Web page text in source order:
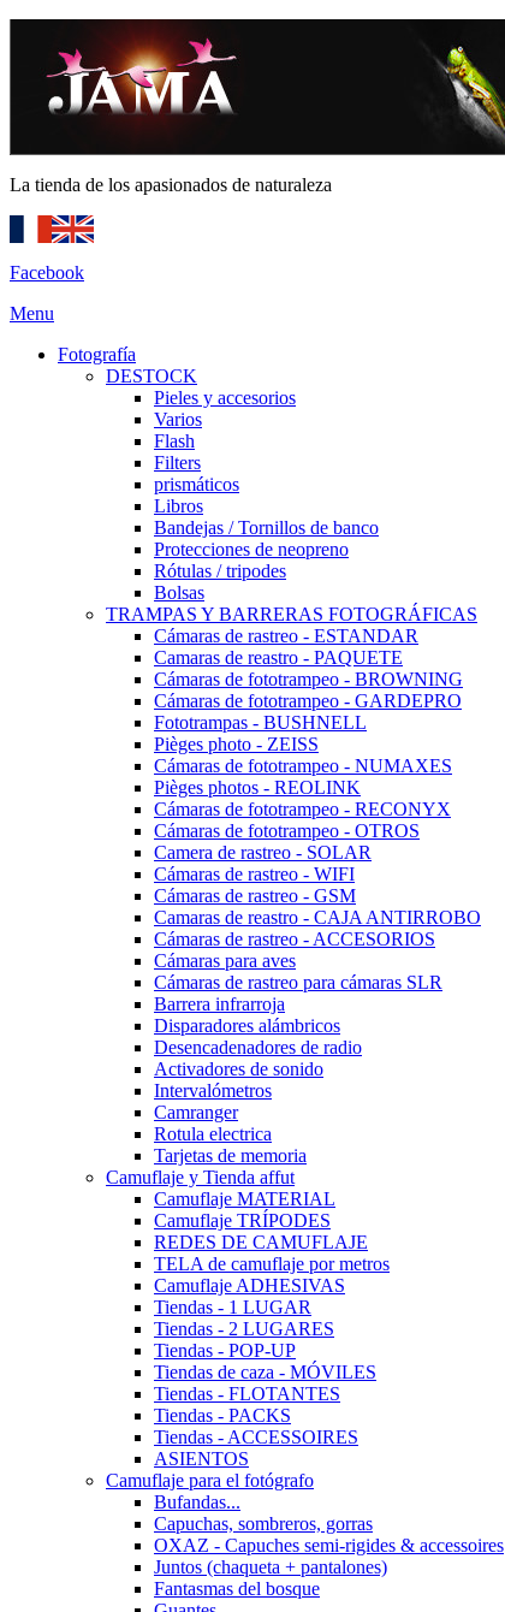
La tienda de los apasionados de naturaleza
Facebook
Menu
Fotografía
DESTOCK
Pieles y accesorios
Varios
Flash
Filters
prismáticos
Libros
Bandejas / Tornillos de banco
Protecciones de neopreno
Rótulas / tripodes
Bolsas
TRAMPAS Y BARRERAS FOTOGRÁFICAS
Cámaras de rastreo - ESTANDAR
Camaras de reastro - PAQUETE
Cámaras de fototrampeo - BROWNING
Cámaras de fototrampeo - GARDEPRO
Fototrampas - BUSHNELL
Pièges photo - ZEISS
Cámaras de fototrampeo - NUMAXES
Pièges photos - REOLINK
Cámaras de fototrampeo - RECONYX
Cámaras de fototrampeo - OTROS
Camera de rastreo - SOLAR
Cámaras de rastreo - WIFI
Cámaras de rastreo - GSM
Camaras de reastro - CAJA ANTIRROBO
Cámaras de rastreo - ACCESORIOS
Cámaras para aves
Cámaras de rastreo para cámaras SLR
Barrera infrarroja
Disparadores alámbricos
Desencadenadores de radio
Activadores de sonido
Intervalómetros
Camranger
Rotula electrica
Tarjetas de memoria
Camuflaje y Tienda affut
Camuflaje MATERIAL
Camuflaje TRÍPODES
REDES DE CAMUFLAJE
TELA de camuflaje por metros
Camuflaje ADHESIVAS
Tiendas - 1 LUGAR
Tiendas - 2 LUGARES
Tiendas - POP-UP
Tiendas de caza - MÓVILES
Tiendas - FLOTANTES
Tiendas - PACKS
Tiendas - ACCESSOIRES
ASIENTOS
Camuflaje para el fotógrafo
Bufandas...
Capuchas, sombreros, gorras
OXAZ - Capuches semi-rigides & accessoires
Juntos (chaqueta + pantalones)
Fantasmas del bosque